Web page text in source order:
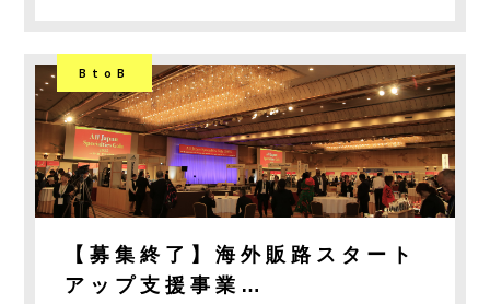
・商品の付加価値をアップしたい
■「buyer's room」なら解決できます！
〇審査会への出品を通じて、効率的に商品訴求＆
フィードバック獲得
〇取引を前提とする審査とバイヤーへのPRで、マ
ッチングのチャンス
〇経済産業大臣賞・中小企業庁長官賞等をはじめ
とする褒賞で、さらなるステップアップ
■「buyer's room」の実績
BtoB
【募集終了】海外販路スタート
アップ支援事業